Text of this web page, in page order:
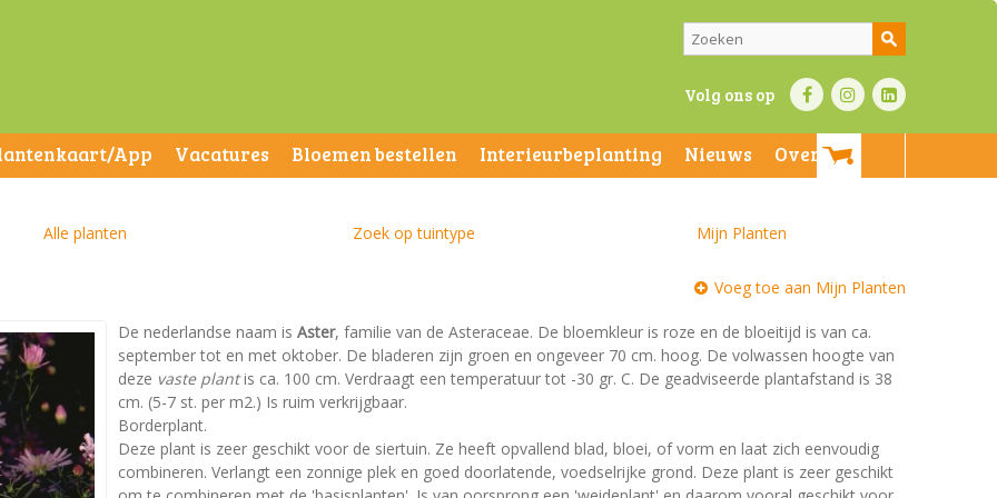
Volg ons op
App Vacatures Bloemen bestellen Interieurbeplanting Nieuws
Over ons
Alle planten Zoek op tuintype Mijn Planten
Voeg toe aan Mijn Planten
De nederlandse naam is Aster, familie van de Asteraceae. De bloemkleur is roze en de bloeitijd is van ca.
september tot en met oktober. De bladeren zijn groen en ongeveer 70 cm. hoog. De volwassen hoogte van
deze vaste plantis ca. 100 cm. Verdraagt een temperatuur tot -30 gr. C. De geadviseerde plantafstand is 38
cm. (5-7 st. per m2.) Is ruim verkrijgbaar.
Borderplant.
Deze plant is zeer geschikt voor de siertuin. Ze heeft opvallend blad, bloei, of vorm en laat zich eenvoudig
combineren. Verlangt een zonnige plek en goed doorlatende, voedselrijke grond. Deze plant is zeer geschikt